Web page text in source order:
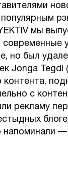
популярным
мы
но был
Jonga
контента,
с
рекламу